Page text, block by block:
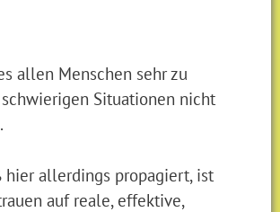
allen Menschen sehr zu
Situationen nicht
hier allerdings propagiert, ist
auf reale, effektive,